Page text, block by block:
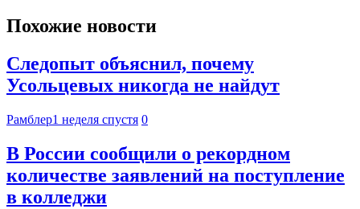
Похожие новости
Следопыт объяснил, почему
Усольцевых никогда не найдут
Рамблер1 неделя спустя 0
В России сообщили о рекордном
количестве заявлений на поступление
в колледжи